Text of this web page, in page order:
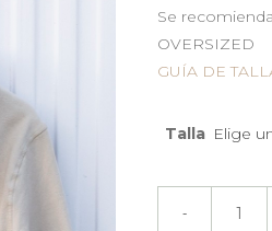
Se
OVERSIZED
GUÍA DE
Talla Elige